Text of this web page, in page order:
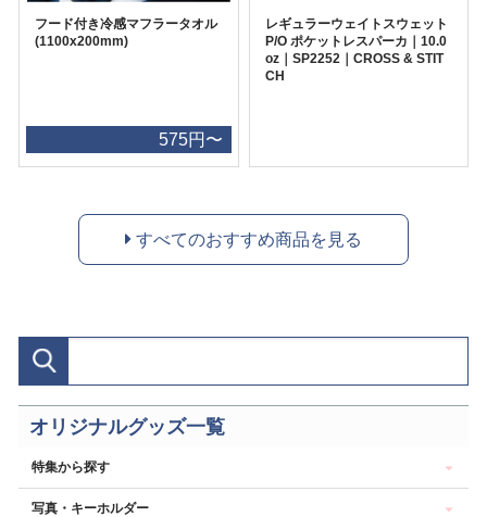
フード付き冷感マフラータオル
(1100x200mm)
575円〜
レギュラーウェイトスウェット
P/O ポケットレスパーカ｜10.0
oz｜SP2252｜CROSS & STIT
CH
すべてのおすすめ商品を見る
オリジナルグッズ一覧
特集から探す
写真・キーホルダー